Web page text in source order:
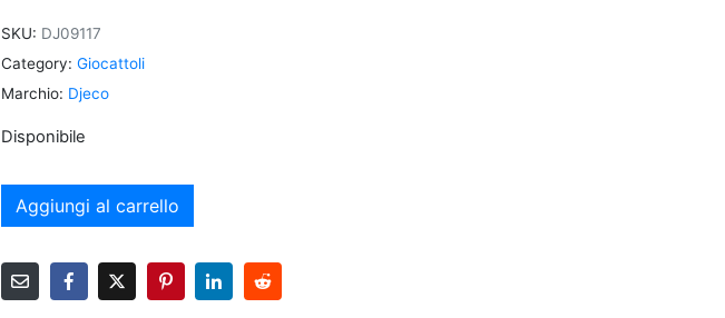
SKU: DJ09117
Category: Giocattoli
Marchio: Djeco
Disponibile
Aggiungi al carrello